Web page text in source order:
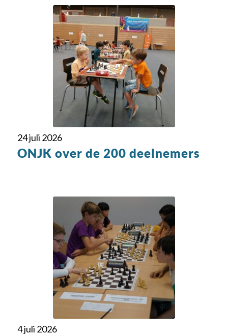
24 juli 2026
ONJK over de 200 deelnemers
4 juli 2026